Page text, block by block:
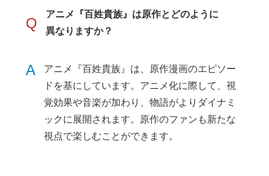
Q
アニメ『百姓貴族』は原作とどのように
異なりますか？
A
アニメ『百姓貴族』は、原作漫画のエピソー
ドを基にしています。アニメ化に際して、視
覚効果や音楽が加わり、物語がよりダイナミ
ックに展開されます。原作のファンも新たな
視点で楽しむことができます。